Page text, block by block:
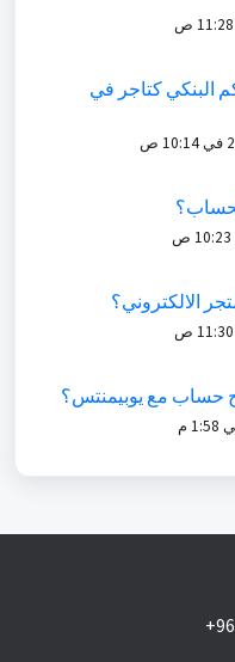
البنكي كتاجر في
الالكتروني؟
حساب مع يوبيمنتس؟